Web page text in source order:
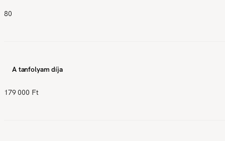
80
A tanfolyam díja
179 000 Ft